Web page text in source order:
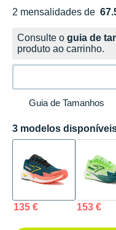
2 mensalidades de
sem custos
Consulte o guia de
produto ao carrinho.
Guia de Tamanhos
3 modelos
135 € 153 €